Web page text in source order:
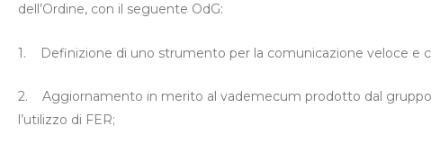
dell’Ordine, con il seguente OdG:
1. Definizione di uno strumento per la comunicazione veloce e
2.
Aggiornamento in merito al vademecum prodotto dal
l’utilizzo di FER;